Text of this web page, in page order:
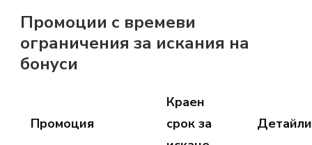
Промоции с времеви
ограничения за искания на
бонуси
Промоция
Краен
срок за
Детайли